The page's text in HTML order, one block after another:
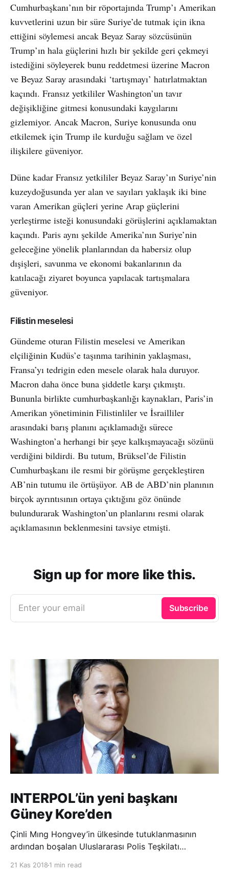
Cumhurbaşkanı’nın bir röportajında Trump’ı Amerikan
kuvvetlerini uzun bir süre Suriye’de tutmak için ikna
ettiğini söylemesi ancak Beyaz Saray sözcüsünün
Trump’ın hala güçlerini hızlı bir şekilde geri çekmeyi
istediğini söyleyerek bunu reddetmesi üzerine Macron
ve Beyaz Saray arasındaki ‘tartışmayı’ hatırlatmaktan
kaçındı. Fransız yetkililer Washington’un tavır
değişikliğine gitmesi konusundaki kaygılarını
gizlemiyor. Ancak Macron, Suriye konusunda onu
etkilemek için Trump ile kurduğu sağlam ve özel
ilişkilere güveniyor.
Düne kadar Fransız yetkililer Beyaz Saray’ın Suriye’nin
kuzeydoğusunda yer alan ve sayıları yaklaşık iki bine
varan Amerikan güçleri yerine Arap güçlerini
yerleştirme isteği konusundaki görüşlerini açıklamaktan
kaçındı. Paris aynı şekilde Amerika’nın Suriye’nin
geleceğine yönelik planlarından da habersiz olup
dışişleri, savunma ve ekonomi bakanlarının da
katılacağı ziyaret boyunca yapılacak tartışmalara
güveniyor.
Filistin meselesi
Gündeme oturan Filistin meselesi ve Amerikan
elçiliğinin Kudüs’e taşınma tarihinin yaklaşması,
Fransa’yı tedrigin eden mesele olarak hala duruyor.
Macron daha önce buna şiddetle karşı çıkmıştı.
Bununla birlikte cumhurbaşkanlığı kaynakları, Paris’in
Amerikan yönetiminin Filistinliler ve İsrailliler
arasındaki barış planını açıklamadığı sürece
Washington’a herhangi bir şeye kalkışmayacağı sözünü
verdiğini bildirdi. Bu tutum, Brüksel’de Filistin
Cumhurbaşkanı ile resmi bir görüşme gerçekleştiren
AB’nin tutumu ile örtüşüyor. AB de ABD’nin planının
birçok ayrıntısının ortaya çıktığını göz önünde
bulundurarak Washington’un planlarını resmi olarak
açıklamasının beklenmesini tavsiye etmişti.
Sign up for more like this.
Enter your email Subscribe
INTERPOL’ün yeni başkanı
Güney Kore’den
Çinli Mıng Hongvey’in ülkesinde tutuklanmasının
ardından boşalan Uluslararası Polis Teşkilatı
21 Kas 2018 1 min read